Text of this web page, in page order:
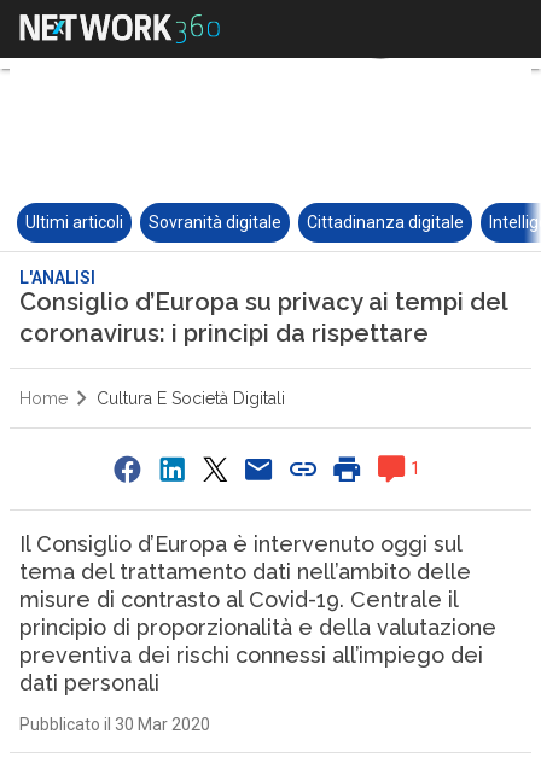
Ultimi articoli Sovranità digitale Cittadinanza digitale
L'ANALISI
Consiglio d’Europa su privacy ai tempi del
coronavirus: i principi da rispettare
Home Cultura E Società Digitali
1
Il Consiglio d’Europa è intervenuto oggi sul
tema del trattamento dati nell’ambito delle
misure di contrasto al Covid-19. Centrale il
principio di proporzionalità e della valutazione
preventiva dei rischi connessi all’impiego dei
dati personali
Pubblicato il 30 Mar 2020